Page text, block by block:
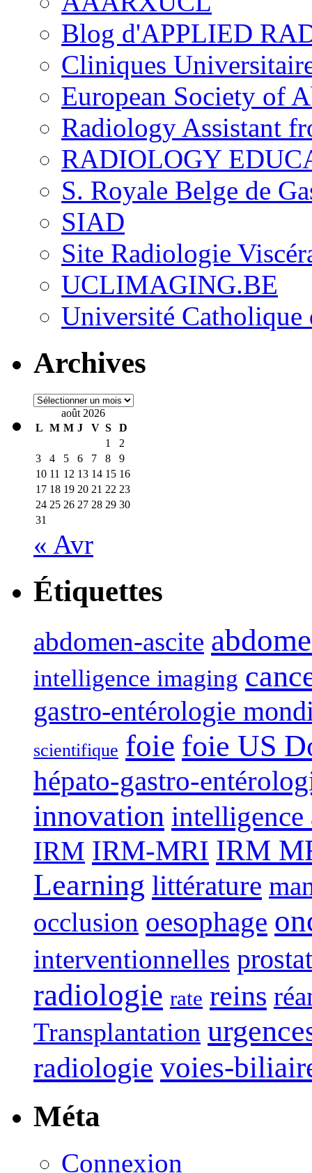
Blog d'APPLIED
Cliniques
European Society of
Radiology Assistant
RADIOLOGY
S. Royale Belge de
SIAD
Site Radiologie
UCLIMAGING.BE
Université Catholique
Archives
Archives
août 2026
L M M J V S
D
1
2
3
4 5 6 7 8
9
10 11 12 13 14 15 16
17 18 19 20 21 22 23
24 25 26 27 28 29 30
31
« Avr
Étiquettes
abdomen-ascite
intelligence imaging
gastro-entérologie
scientifique foie foie US
hépato-gastro-
innovation
IRM IRM-MRI IRM
Learning littérature
occlusion oesophage
interventionnelles
radiologie rate reins
Transplantation
radiologie voies-
Méta
Connexion